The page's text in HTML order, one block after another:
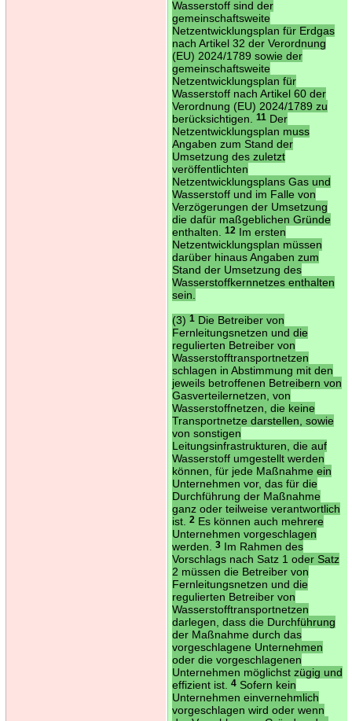
Wasserstoff sind der
gemeinschaftsweite
Netzentwicklungsplan für Erdgas
nach Artikel 32 der Verordnung
(EU) 2024/1789 sowie der
gemeinschaftsweite
Netzentwicklungsplan für
Wasserstoff nach Artikel 60 der
Verordnung (EU) 2024/1789 zu
berücksichtigen.
11Der
Netzentwicklungsplan muss
Angaben zum Stand der
Umsetzung des zuletzt
veröffentlichten
Netzentwicklungsplans Gas und
Wasserstoff und im Falle von
Verzögerungen der Umsetzung
die dafür maßgeblichen Gründe
enthalten.
12Im ersten
Netzentwicklungsplan müssen
darüber hinaus Angaben zum
Stand der Umsetzung des
Wasserstoffkernnetzes enthalten
sein.
(3) 1Die Betreiber von
Fernleitungsnetzen und die
regulierten Betreiber von
Wasserstofftransportnetzen
schlagen in Abstimmung mit den
jeweils betroffenen Betreibern von
Gasverteilernetzen, von
Wasserstoffnetzen, die keine
Transportnetze darstellen, sowie
von sonstigen
Leitungsinfrastrukturen, die auf
Wasserstoff umgestellt werden
können, für jede Maßnahme ein
Unternehmen vor, das für die
Durchführung der Maßnahme
ganz oder teilweise verantwortlich
ist.
2Es können auch mehrere
Unternehmen vorgeschlagen
werden.
3Im Rahmen des
Vorschlags nach Satz 1 oder Satz
2 müssen die Betreiber von
Fernleitungsnetzen und die
regulierten Betreiber von
Wasserstofftransportnetzen
darlegen, dass die Durchführung
der Maßnahme durch das
vorgeschlagene Unternehmen
oder die vorgeschlagenen
Unternehmen möglichst zügig und
effizient ist.
4Sofern kein
Unternehmen einvernehmlich
vorgeschlagen wird oder wenn